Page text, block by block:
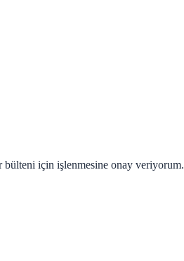
bülteni için işlenmesine onay veriyorum.